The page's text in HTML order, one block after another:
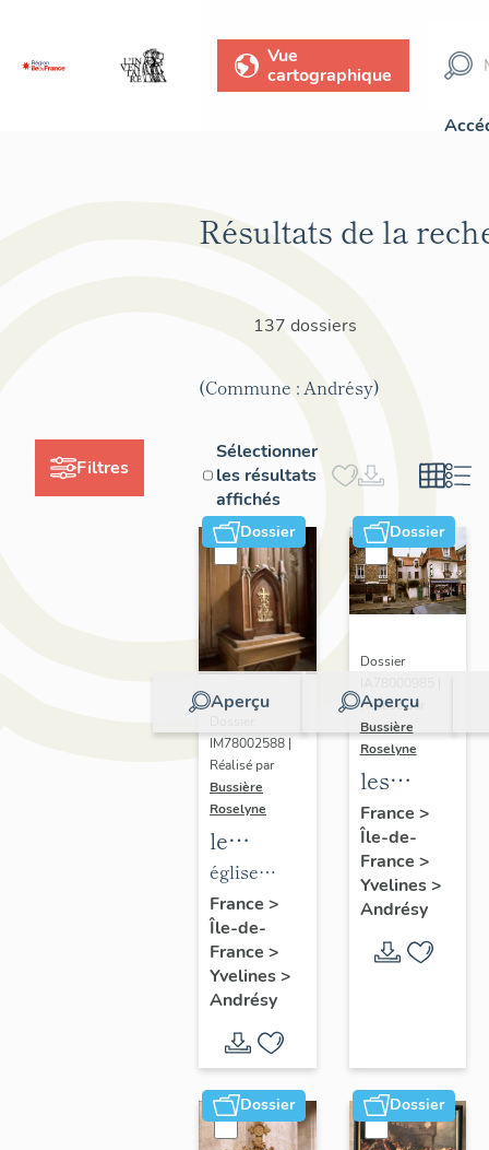
Vue
cartographique
Filtres
Résultats de la
137 dossiers
(Commune : Andrésy)
Sélectionner
les résultats
affichés
Dossier
Aperçu
IM78002588 |
Réalisé par
Bussière
Roselyne
le
mobilier
de
l'église
Saint-
Germain-
de-Paris
(liste
supplémentaire)
église
paroissiale
Saint-
Germain
France >
Île-de-
France >
Yvelines>
Andrésy
Dossier
Aperçu
Dossier
Réalisé par
Bussière
Roselyne
les
immeubles,
maisons
et
fermes
du
canton
France >
Île-de-
France >
Yvelines>
Andrésy
Dossier Dossier